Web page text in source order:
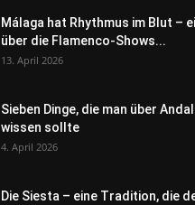
Málaga hat Rhythmus im Blut –
über die Flamenco-Shows...
13. April 2026
Sieben Dinge, die man über
wissen sollte
4. April 2026
Die Siesta – eine Tradition, die